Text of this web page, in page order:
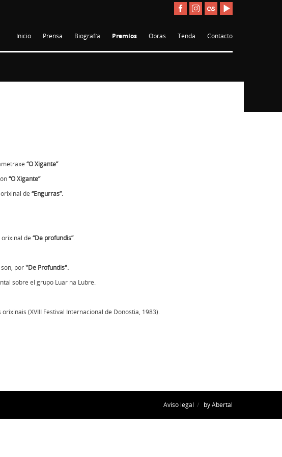
Inicio Prensa Biografía Premios Obras Tenda Contacto
“O Xigante”
“O Xigante”
de “Engurras”.
de “De profundis”.
por"De Profundis".
sobre el grupo Luar na Lubre.
(XVIII Festival Internacional de Donostia, 1983).
Aviso legal / by Abertal